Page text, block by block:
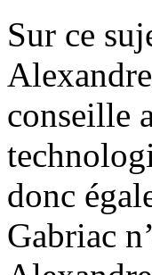
Sur ce
conseille
donc
Gabriac